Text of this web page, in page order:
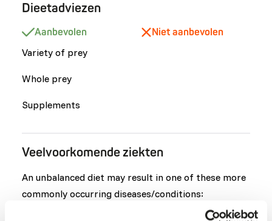
Dieetadviezen
Aanbevolen
Variety of prey
Whole prey
Supplements
Niet aanbevolen
Veelvoorkomende ziekten
An unbalanced diet may result in one of these more
commonly occurring diseases/conditions: